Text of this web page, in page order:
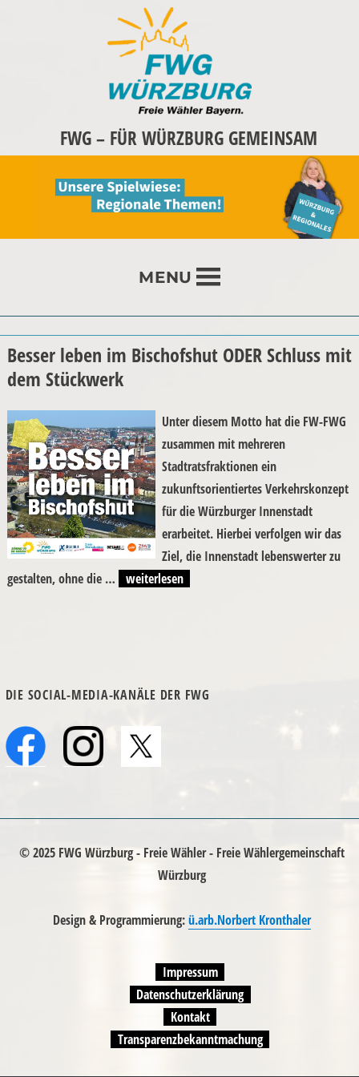
FWG – FÜR WÜRZBURG GEMEINSAM
MENU
Besser leben im Bischofshut ODER Schluss mit
dem Stückwerk
Unter diesem Motto hat die FW-FWG
zusammen mit mehreren
Stadtratsfraktionen ein
zukunftsorientiertes Verkehrskonzept
für die Würzburger Innenstadt
erarbeitet. Hierbei verfolgen wir das
Ziel, die Innenstadt lebenswerter zu
gestalten, ohne die …
„Besser leben im Bischofshut ODER Schluss
weiterlesen
DIE SOCIAL-MEDIA-KANÄLE DER FWG
© 2025 FWG Würzburg - Freie Wähler - Freie Wählergemeinschaft
Würzburg
Design & Programmierung:ü.arb.Norbert Kronthaler
Impressum
Datenschutzerklärung
Kontakt
Transparenzbekanntmachung